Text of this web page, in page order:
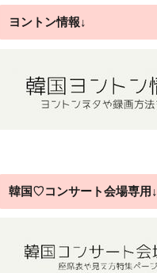
ヨントン情報↓
韓国♡コンサート会場専用↓